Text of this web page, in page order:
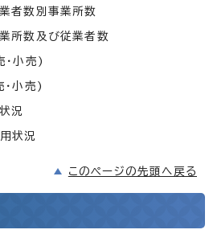
者数別事業所数
所数及び従業者数
小売)
小売)
況
状況
このページの先頭へ戻る